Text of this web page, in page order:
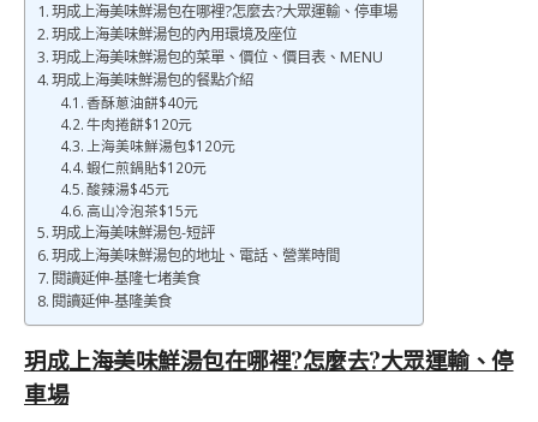
玥成上海美味鮮湯包在哪裡?怎麼去?大眾運輸、停車場
玥成上海美味鮮湯包的內用環境及座位
玥成上海美味鮮湯包的菜單、價位、價目表、MENU
玥成上海美味鮮湯包的餐點介紹
香酥蔥油餅$40元
牛肉捲餅$120元
上海美味鮮湯包$120元
蝦仁煎鍋貼$120元
酸辣湯$45元
高山冷泡茶$15元
玥成上海美味鮮湯包-短評
玥成上海美味鮮湯包的地址、電話、營業時間
閱讀延伸-基隆七堵美食
閱讀延伸-基隆美食
玥成上海美味鮮湯包在哪裡?怎麼去?大眾運輸、停
車場